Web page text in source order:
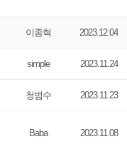
이종혁 2023.12.04
simple 2023.11.24
청범수 2023.11.23
Baba 2023.11.08